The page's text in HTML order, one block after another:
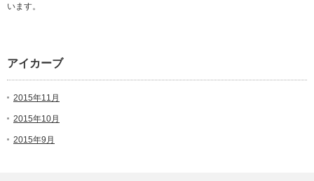
います。
アイカーブ
2015年11月
2015年10月
2015年9月